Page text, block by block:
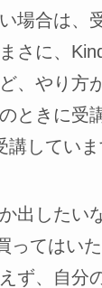
場合は、
さに、
、やり方
きに受
していま
出したい
ってはい
ず、自分